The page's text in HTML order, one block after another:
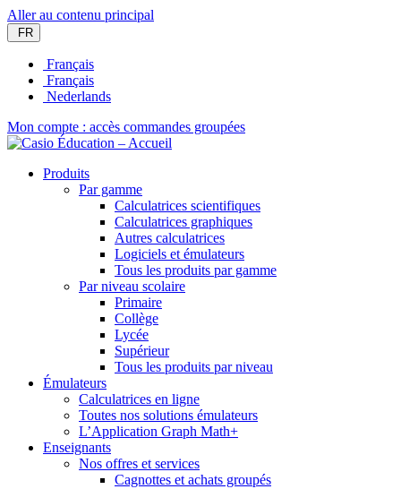
Aller au contenu principal
FR
Français
Français
Nederlands
Mon compte : accès commandes groupées
Produits
Par gamme
Calculatrices scientifiques
Calculatrices graphiques
Autres calculatrices
Logiciels et émulateurs
Tous les produits par gamme
Par niveau scolaire
Primaire
Collège
Lycée
Supérieur
Tous les produits par niveau
Émulateurs
Calculatrices en ligne
Toutes nos solutions émulateurs
L’Application Graph Math+
Enseignants
Nos offres et services
Cagnottes et achats groupés